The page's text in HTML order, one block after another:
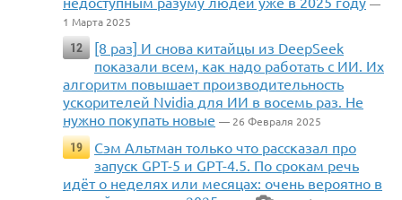
—
1 Марта 2025
12
[8 раз] И снова китайцы из DeepSeek
показали всем, как надо работать с ИИ. Их
алгоритм повышает производительность
ускорителей Nvidia для ИИ в восемь раз. Не
нужно покупать новые — 26 Февраля 2025
19
Сэм Альтман только что рассказал про
запуск GPT-5 и GPT-4.5. По срокам речь
идёт о неделях или месяцах: очень вероятно в